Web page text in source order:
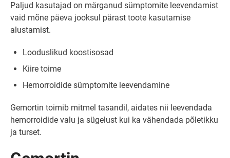
Paljud kasutajad on märganud sümptomite leevendamist
vaid mõne päeva jooksul pärast toote kasutamise
alustamist.
Looduslikud koostisosad
Kiire toime
Hemorroidide sümptomite leevendamine
Gemortin toimib mitmel tasandil, aidates nii leevendada
hemorroidide valu ja sügelust kui ka vähendada põletikku
ja turset.